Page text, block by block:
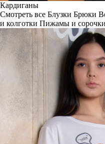
Кардиганы
Смотреть все Блузки Брюки
и колготки Пижамы и сорочки